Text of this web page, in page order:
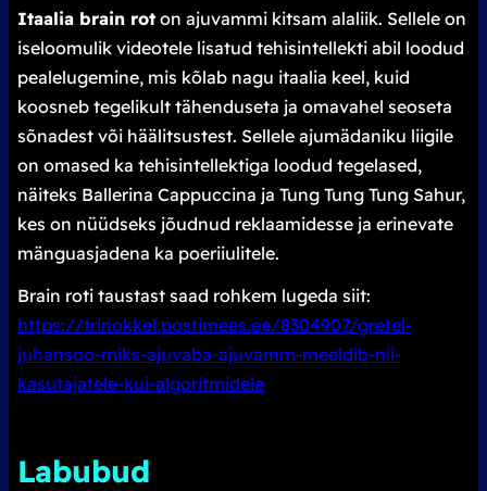
Itaalia brain rot on ajuvammi kitsam alaliik. Sellele on
iseloomulik videotele lisatud tehisintellekti abil loodud
pealelugemine, mis kõlab nagu itaalia keel, kuid
koosneb tegelikult tähenduseta ja omavahel seoseta
sõnadest või häälitsustest. Sellele ajumädaniku liigile
on omased ka tehisintellektiga loodud tegelased,
näiteks Ballerina Cappuccina ja Tung Tung Tung Sahur,
kes on nüüdseks jõudnud reklaamidesse ja erinevate
mänguasjadena ka poeriiulitele.
Brain roti taustast saad rohkem lugeda siit:
https://trinokkel.postimees.ee/8304907/gretel-
juhansoo-miks-ajuvaba-ajuvamm-meeldib-nii-
kasutajatele-kui-algoritmidele
Labubud